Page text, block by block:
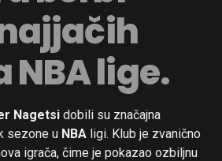
lige.
Nagetsi dobili su značajna
sezone u NBA ligi. Klub je zvanično
igrača, čime je pokazao ozbiljnu